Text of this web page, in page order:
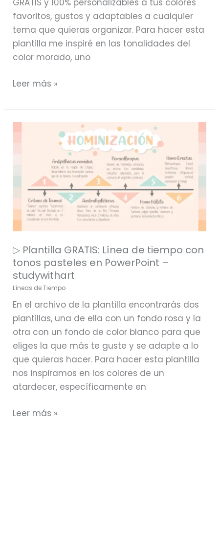
GRATIS y 100% personalizables a tus colores
favoritos, gustos y adaptables a cualquier
tema que quieras organizar. Para hacer esta
plantilla me inspiré en las tonalidades del
color morado, uno
Leer más »
▷ Plantilla GRATIS: Línea de tiempo con
tonos pasteles en PowerPoint –
studywithart
Líneas de Tiempo
En el archivo de la plantilla encontrarás dos
plantillas, una de ella con un fondo rosa y la
otra con un fondo de color blanco para que
eliges la que más te guste y se adapte a lo
que quieras hacer. Para hacer esta plantilla
nos inspiramos en los colores de un
atardecer, específicamente en
tiempo
con
tonos
en
PowerPoint
–
studywithart
Leer más »